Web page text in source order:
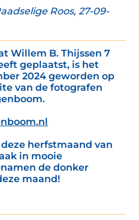
Roos, 27-09-
Willem B. Thijssen 7
geplaatst, is het
2024 geworden op
van de fotografen
herfstmaand van
in mooie
de donker
maand!